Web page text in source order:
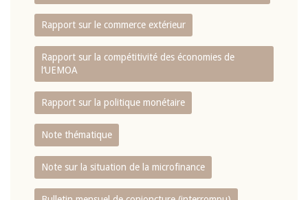
Rapport sur le commerce extérieur
Rapport sur la compétitivité des économies de
l‘UEMOA
Rapport sur la politique monétaire
Note thématique
Note sur la situation de la microfinance